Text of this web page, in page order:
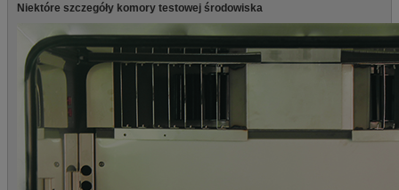
Niektóre szczegóły komory testowej środowiska